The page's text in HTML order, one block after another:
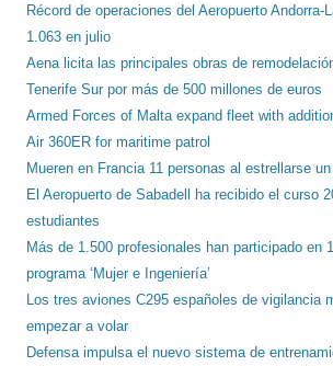
Récord de operaciones del Aeropuerto Andorra-
1.063 en julio
Aena licita las principales obras de
Tenerife Sur por más de 500 millones de euros
Armed Forces of Malta expand fleet with
Air 360ER for maritime patrol
Mueren en Francia 11 personas al estrellarse
El Aeropuerto de Sabadell ha recibido el curso
estudiantes
Más de 1.500 profesionales han participado en
programa ‘Mujer e Ingeniería’
Los tres aviones C295 españoles de vigilancia
empezar a volar
Defensa impulsa el nuevo sistema de